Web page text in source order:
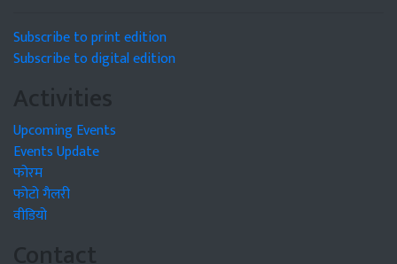
Subscribe to print edition
Subscribe to digital edition
Activities
Upcoming Events
Events Update
फोरम
फोटो गैलरी
वीडियो
Contact